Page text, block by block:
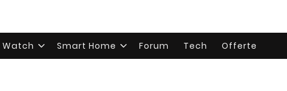
Watch Smart Home Forum Tech Offerte